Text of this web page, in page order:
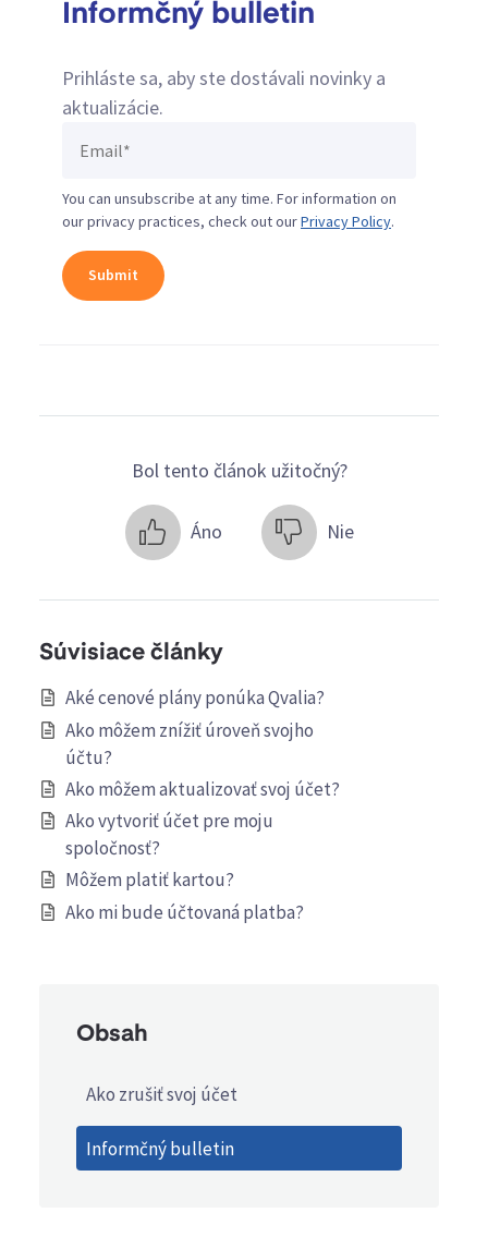
Informčný bulletin
Prihláste sa, aby ste dostávali novinky a
aktualizácie.
You can unsubscribe at any time. For information on
our privacy practices, check out ourPrivacy Policy.
Bol tento článok užitočný?
Áno Nie
Súvisiace články
Aké cenové plány ponúka Qvalia?
Ako môžem znížiť úroveň svojho
účtu?
Ako môžem aktualizovať svoj účet?
Ako vytvoriť účet pre moju
spoločnosť?
Môžem platiť kartou?
Ako mi bude účtovaná platba?
Obsah
Ako zrušiť svoj účet
Informčný bulletin